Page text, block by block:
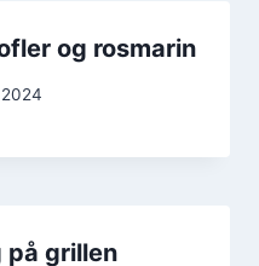
og rosmarin
på grillen